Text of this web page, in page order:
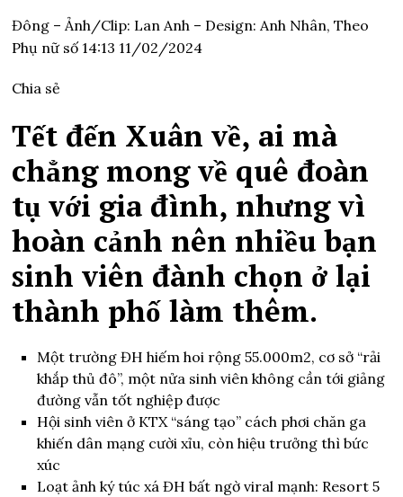
Đông – Ảnh/Clip: Lan Anh – Design: Anh Nhân,Theo
Phụ nữ số 14:13 11/02/2024
Chia sẻ
Tết đến Xuân về, ai mà
chẳng mong về quê đoàn
tụ với gia đình, nhưng vì
hoàn cảnh nên nhiều bạn
sinh viên đành chọn ở lại
thành phố làm thêm.
Một trường ĐH hiếm hoi rộng 55.000m2, cơ sở “rải
khắp thủ đô”, một nửa sinh viên không cần tới giảng
đường vẫn tốt nghiệp được
Hội sinh viên ở KTX “sáng tạo” cách phơi chăn ga
khiến dân mạng cười xỉu, còn hiệu trưởng thì bức
xúc
Loạt ảnh ký túc xá ĐH bất ngờ viral mạnh: Resort 5